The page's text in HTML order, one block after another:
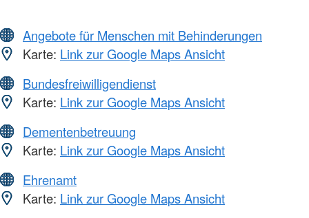
Angebote für Menschen mit Behinderungen
Karte: Link zur Google Maps Ansicht
Bundesfreiwilligendienst
Karte: Link zur Google Maps Ansicht
Dementenbetreuung
Karte: Link zur Google Maps Ansicht
Ehrenamt
Karte: Link zur Google Maps Ansicht